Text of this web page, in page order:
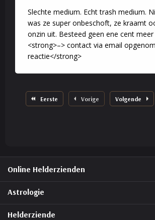
Slechte medium. Echt trash medium.
was ze super onbeschoft, ze kraamt
onzin uit. Besteed geen ene cent meer
<strong>–> contact via email
reactie</strong>
Eerste Vorige Volgende
Online Helderzienden
Astrologie
Helderziende